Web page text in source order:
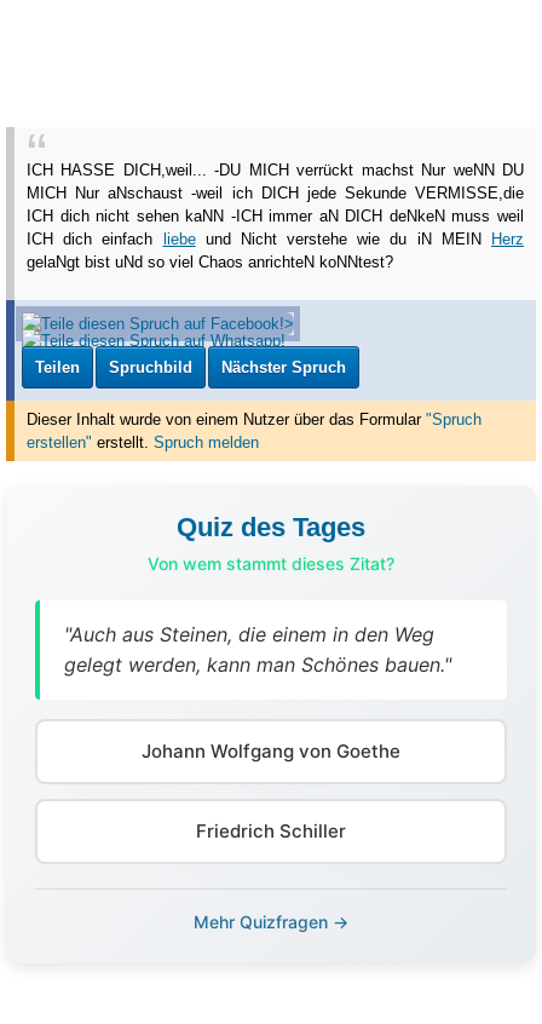
ICH HASSE DICH,weil... -DU MICH verrückt machst Nur weNN DU
MICH Nur aNschaust -weil ich DICH jede Sekunde VERMISSE,die
ICH dich nicht sehen kaNN -ICH immer aN DICH deNkeN muss weil
ICH dich einfach
liebeund Nicht verstehe wie du iN MEIN
Herz
gelaNgt bist uNd so viel Chaos anrichteN koNNtest?
Teilen Spruchbild Nächster Spruch
Dieser Inhalt wurde von einem Nutzer über das Formular "Spruch
erstellen" erstellt. Spruch melden
Quiz des Tages
Von wem stammt dieses Zitat?
"Auch aus Steinen, die einem in den Weg
gelegt werden, kann man Schönes bauen."
Johann Wolfgang von Goethe
Friedrich Schiller
Mehr Quizfragen →